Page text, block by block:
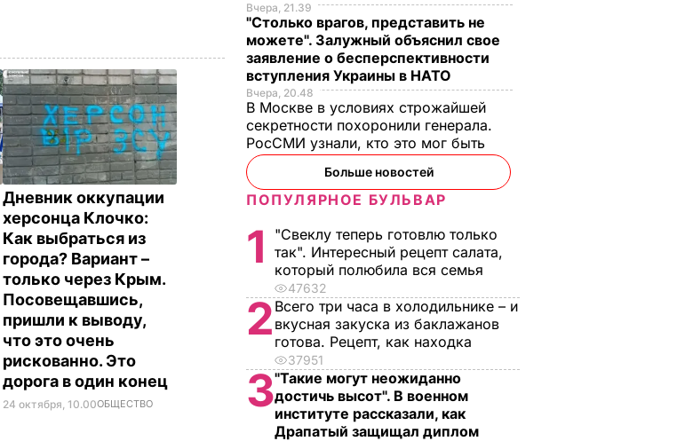
Дневник оккупации
херсонца Клочко:
Как выбраться из
города? Вариант –
только через Крым.
Посовещавшись,
пришли к выводу,
что это очень
рискованно. Это
дорога в один конец
24 октября, 10.00ОБЩЕСТВО
Вчера, 21.39
"Столько врагов, представить не
можете". Залужный объяснил свое
заявление о бесперспективности
вступления Украины в НАТО
Вчера, 20.48
В Москве в условиях строжайшей
секретности похоронили генерала.
РосСМИ узнали, кто это мог быть
Больше новостей
ПОПУЛЯРНОЕ БУЛЬВАР
1
"Свеклу теперь готовлю только
так". Интересный рецепт салата,
который полюбила вся семья
47632
2 Всего три часа в холодильнике – и
вкусная закуска из баклажанов
готова. Рецепт, как находка
37951
3"Такие могут неожиданно
достичь высот". В военном
институте рассказали, как
Драпатый защищал диплом